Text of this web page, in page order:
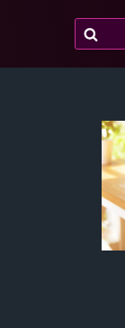
Zoeken
naar: